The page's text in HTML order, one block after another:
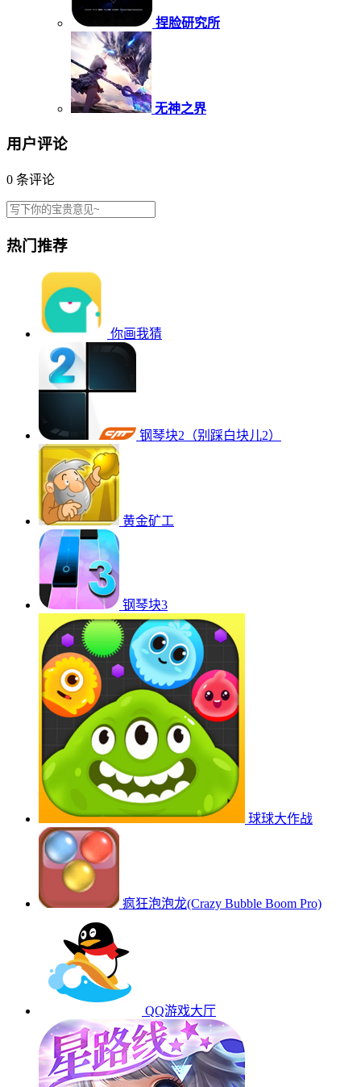
捏脸研究所
无神之界
用户评论
0 条评论
热门推荐
你画我猜
钢琴块2（别踩白块儿2）
黄金矿工
钢琴块3
球球大作战
疯狂泡泡龙(Crazy Bubble Boom Pro)
QQ游戏大厅